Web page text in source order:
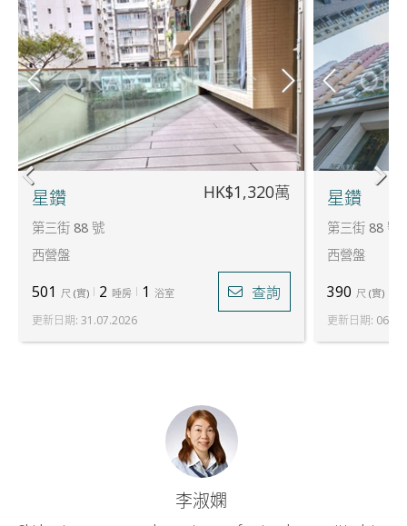
星鑽
第三街 88 號
西營盤
HK$1,320萬
501 尺 (實) 2 睡房 1 浴室 查詢
更新日期: 31.07.2026
星鑽
第三街 88 號
西營盤
390 尺 (實)
更新日期:
李淑嫻